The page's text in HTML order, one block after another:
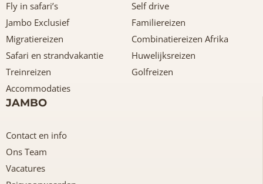
Fly in safari’s
Self drive
Jambo Exclusief
Familiereizen
Migratiereizen
Combinatiereizen Afrika
Safari en strandvakantie
Huwelijksreizen
Treinreizen
Golfreizen
Accommodaties
JAMBO
Contact en info
Ons Team
Vacatures